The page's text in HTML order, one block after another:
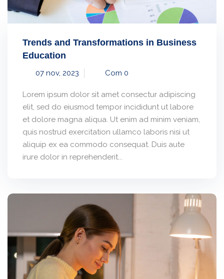
Trends and Transformations in Business
Education
07 nov, 2023 Com 0
Lorem ipsum dolor sit amet consectur adipiscing
elit, sed do eiusmod tempor incididunt ut labore
et dolore magna aliqua. Ut enim ad minim veniam,
quis nostrud exercitation ullamco laboris nisi ut
aliquip ex ea commodo consequat. Duis aute
irure dolor in reprehenderit...